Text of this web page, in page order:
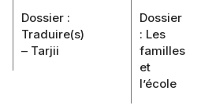
Dossier :
Traduire(s)
– Tarjii
Dossier
: Les
familles
et
l’école